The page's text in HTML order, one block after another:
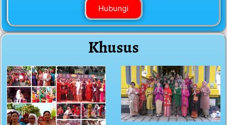
Hubungi
Khusus